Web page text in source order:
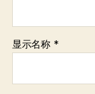
显示名称 *